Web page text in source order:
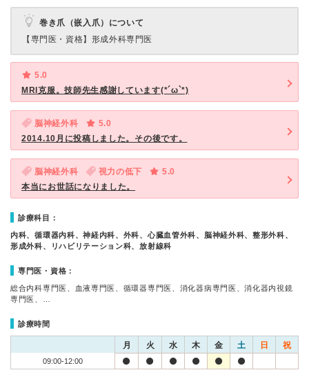
巻き爪（嵌入爪）について
【専門医・資格】 形成外科専門医
5.0
MRI克服。技師先生感謝しています(*´ω`*)
脳神経外科
5.0
2014.10月に投稿しました。その後です。
脳神経外科 視力の低下
5.0
本当にお世話になりました。
診療科目：
内科、循環器内科、神経内科、外科、心臓血管外科、脳神経外科、整形外科、
形成外科、リハビリテーション科、放射線科
専門医・資格：
総合内科専門医、血液専門医、循環器専門医、消化器病専門医、消化器内視鏡
専門医、…
診療時間
月 火 水 木 金 土 日 祝
09:00-12:00